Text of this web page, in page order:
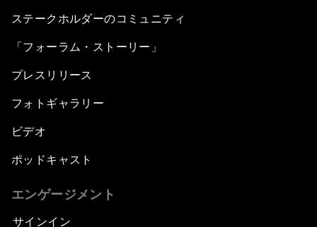
ステークホルダーのコミュニティ
「フォーラム・ストーリー」
プレスリリース
フォトギャラリー
ビデオ
ポッドキャスト
エンゲージメント
サインイン